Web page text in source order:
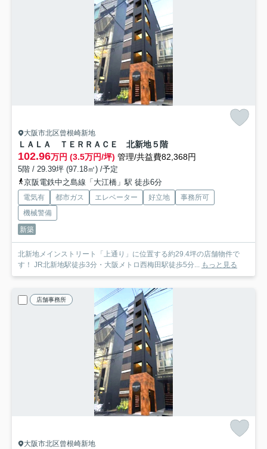
大阪市北区曾根崎新地
ＬＡＬＡ ＴＥＲＲＡＣＥ 北新地５階
102.96万円 (3.5万円/坪) 管理/共益費82,368円
5階 / 29.39坪 (97.18㎡) /予定
京阪電鉄中之島線「大江橋」駅 徒歩6分
電気有 都市ガス エレベーター 好立地
事務所可
機械警備
新築
北新地メインストリート「上通り」に位置する約29.4坪の店舗物件で
す！ JR北新地駅徒歩3分・大阪メトロ西梅田駅徒歩5分... もっと見る
店舗事務所
大阪市北区曾根崎新地